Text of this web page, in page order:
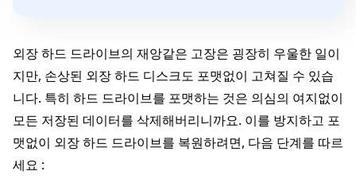
외장 하드 드라이브의 재앙같은 고장은 굉장히 우울한 일이
지만, 손상된 외장 하드 디스크도 포맷없이 고쳐질 수 있습
니다. 특히 하드 드라이브를 포맷하는 것은 의심의 여지없이
모든 저장된 데이터를 삭제해버리니까요. 이를 방지하고 포
맷없이 외장 하드 드라이브를 복원하려면, 다음 단계를 따르
세요 :